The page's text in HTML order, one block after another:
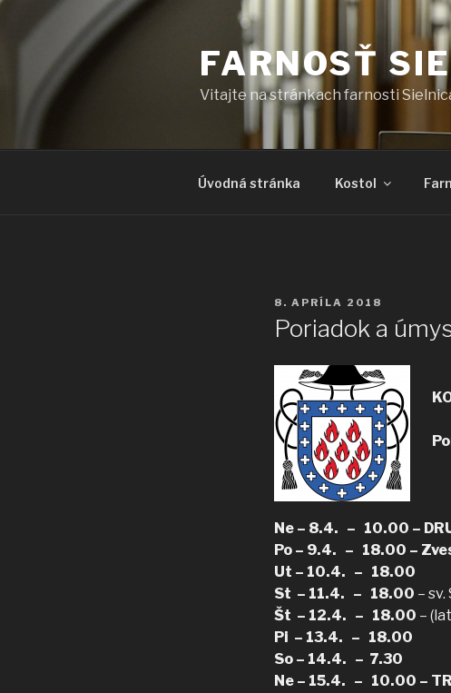
Prejsť
FARNOSŤ
Vitajte na stránkach farnosti
Úvodná stránka Kostol
PUBLIKOVANÉ
8. APRÍLA 2018
Poriadok a
Ne – 8.4. – 10.00 –
Po – 9.4. – 18.00 –
Ut – 10.4. – 18.00
St – 11.4. – 18.00 –
Št – 12.4. – 18.00 –
Pi – 13.4. – 18.00
So – 14.4. – 7.30
Ne – 15.4. – 10.00 –